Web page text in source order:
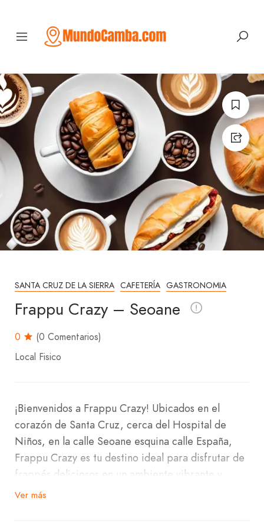
SANTA CRUZ DE LA SIERRA CAFETERÍA GASTRONOMIA
Frappu Crazy – Seoane
0
(0 Comentarios)
Local Fisico
¡Bienvenidos a Frappu Crazy! Ubicados en el
corazón de Santa Cruz, cerca del Hospital de
Niños, en la calle Seoane esquina calle España,
Frappu Crazy es tu destino ideal para disfrutar de
frappés deliciosos en un ambiente vibrante y
acogedor.
Ver más